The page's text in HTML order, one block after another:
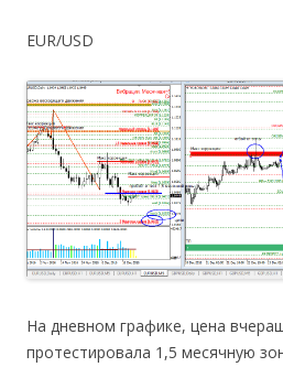
EUR/USD
На дневном графике, цена
протестировала 1,5 месячную